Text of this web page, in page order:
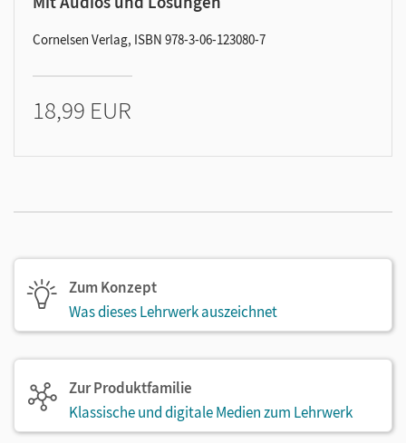
Cornelsen Verlag, ISBN 978-3-06-123080-7
18,99 EUR
Zum Konzept
Was dieses Lehrwerk auszeichnet
Zur Produktfamilie
Klassische und digitale Medien zum Lehrwerk